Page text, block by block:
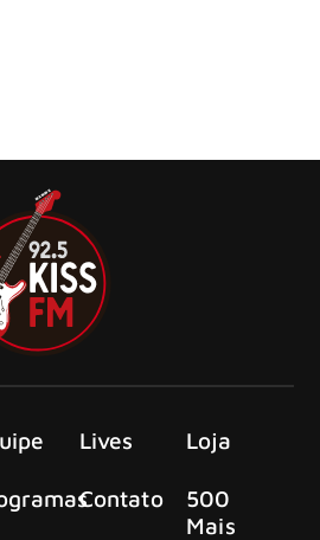
Lives
Contato
Loja
500
Mais